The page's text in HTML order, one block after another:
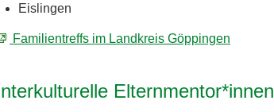
Eislingen
Familientreffs im Landkreis Göppingen
Elternmentor*innen